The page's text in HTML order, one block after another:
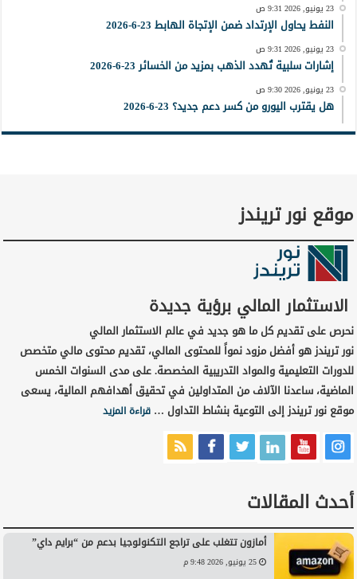
23 يونيو, 2026 9:31 ص
النفط يحاول الإرتداد ضمن الإتجاة الهابط 23-6-2026
23 يونيو, 2026 9:31 ص
إشارات سلبية تُهدد الذهب بمزيد من الخسائر 23-6-2026
23 يونيو, 2026 9:30 ص
هل يقترب اليورو من كسر دعم جديد؟ 23-6-2026
موقع نور تريندز
الاستثمار المالي برؤية جديدة
نحرص على تقديم كل ما هو جديد في عالم الاستثمار المالي
نور تريندز هو أفضل مزود نمواً للمحتوى المالي، تقديم محتوى مالي متخصص
للدورات التعليمية والمواد التدريبية المخصصة. على مدى السنوات الخمس
الماضية، ساعدنا الآلاف من المتداولين في تحقيق أهدافهم المالية، يسعى
موقع نور تريندز إلى التوعية بنشاط التداول …قراءة المزيد
أحدث المقالات
أمازون تتغلب على تراجع التكنولوجيا بدعم من “برايم داي”
25 يونيو, 2026 9:48 م